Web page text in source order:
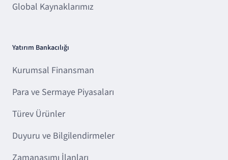
Global Kaynaklarımız
Yatırım Bankacılığı
Kurumsal Finansman
Para ve Sermaye Piyasaları
Türev Ürünler
Duyuru ve Bilgilendirmeler